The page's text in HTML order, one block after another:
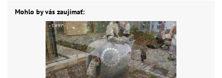
Mohlo by vás zaujímať: